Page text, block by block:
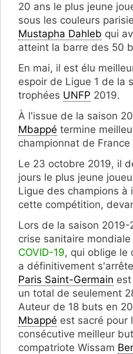
20 ans le plus jeune
sous les couleurs
Mustapha Dahleb qui
atteint la barre des 50
En mai, il est élu
espoir de Ligue 1 de la
trophées UNFP 2019.
À l'issue de la saison
Mbappé termine
championnat de
Le 23 octobre 2019, il
jours le plus jeune
Ligue des champions à
cette compétition,
Lors de la saison
crise sanitaire
COVID-19, qui oblige le
a définitivement
Paris Saint-Germain
un total de seulement
Auteur de 18 buts en
Mbappé est sacré pour
consécutive meilleur
compatriote Wissam